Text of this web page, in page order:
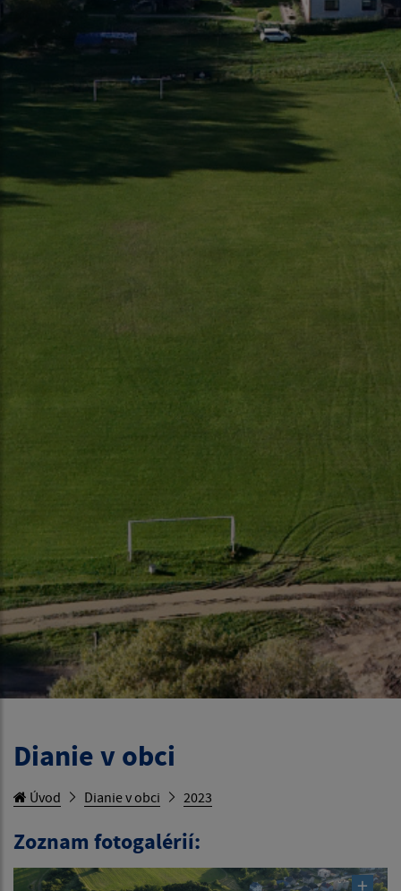
Dianie v obci
Úvod Dianie v obci 2023
Zoznam fotogalérií: